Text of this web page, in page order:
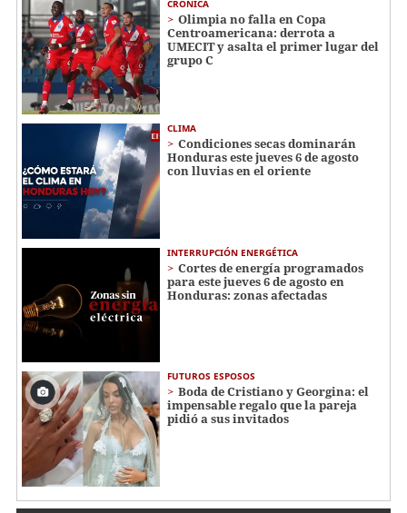
CRÓNICA
Olimpia no falla en Copa
Centroamericana: derrota a
UMECIT y asalta el primer lugar del
grupo C
CLIMA
Condiciones secas dominarán
Honduras este jueves 6 de agosto
con lluvias en el oriente
INTERRUPCIÓN ENERGÉTICA
Cortes de energía programados
para este jueves 6 de agosto en
Honduras: zonas afectadas
FUTUROS ESPOSOS
Boda de Cristiano y Georgina: el
impensable regalo que la pareja
pidió a sus invitados